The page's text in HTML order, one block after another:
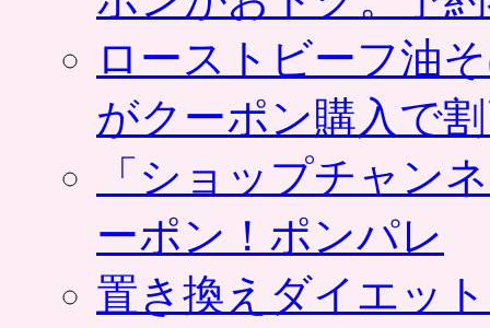
ローストビーフ油
がクーポン購入で
「ショップチャン
ーポン！ポンパレ
置き換えダイエッ